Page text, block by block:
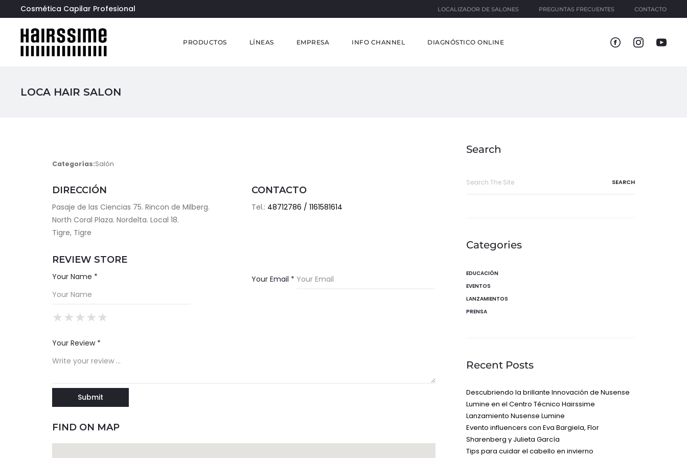
Cosmética Capilar Profesional LOCALIZADOR DE SALONES PREGUNTAS FRECUENTES CONTACTO
PRODUCTOS LÍNEAS EMPRESA INFO CHANNEL DIAGNÓSTICO ONLINE
LOCA HAIR SALON
Categorías:Salón
DIRECCIÓN
Pasaje de las Ciencias 75. Rincon de Milberg.
North Coral Plaza. Nordelta. Local 18.
Tigre, Tigre
CONTACTO
Tel.: 48712786 / 1161581614
REVIEW STORE
Your Name * Your Email *
★
★★
★★★
★★★★
★★★★★
Your Review *
FIND ON MAP
Search
Categories
EDUCACIÓN
EVENTOS
LANZAMIENTOS
PRENSA
Recent Posts
Descubriendo la brillante Innovación de Nusense
Lumine en el Centro Técnico Hairssime
Lanzamiento Nusense Lumine
Evento influencers con Eva Bargiela, Flor
Sharenberg y Julieta García
Tips para cuidar el cabello en invierno